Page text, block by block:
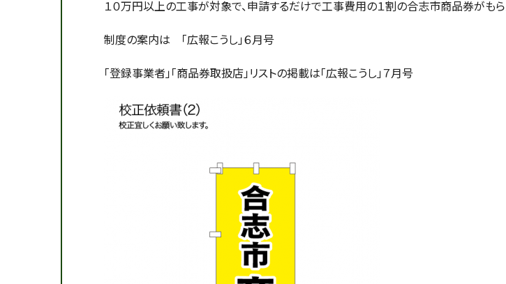
１０万円以上の工事が対象で、申請するだけで工事費用の１割の合志市商品券がもら
制度の案内は 「広報こうし」６月号
「登録事業者」「商品券取扱店」リストの掲載は「広報こうし」７月号